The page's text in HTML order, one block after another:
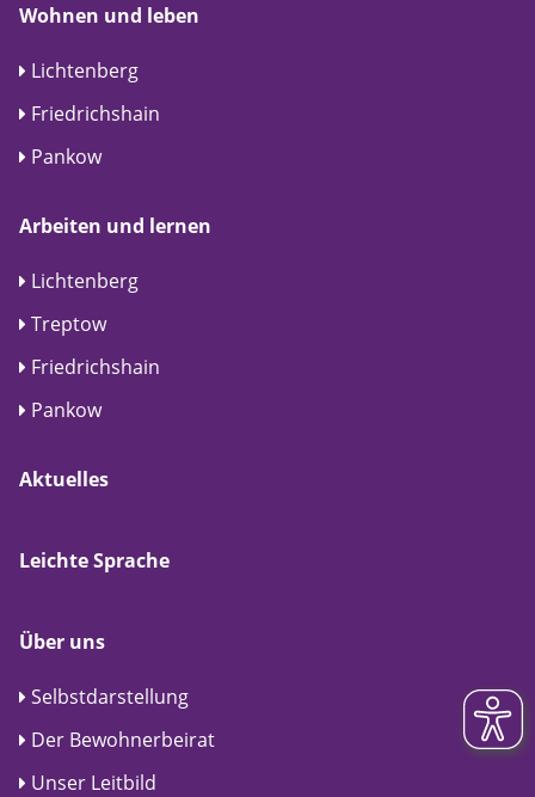
Wohnen und leben
Lichtenberg
Friedrichshain
Pankow
Arbeiten und lernen
Lichtenberg
Treptow
Friedrichshain
Pankow
Aktuelles
Leichte Sprache
Über uns
Selbstdarstellung
Der Bewohnerbeirat
Unser Leitbild